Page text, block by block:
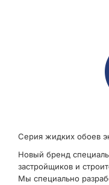
Серия жидких обоев
Новый бренд
застройщиков и
Мы специально